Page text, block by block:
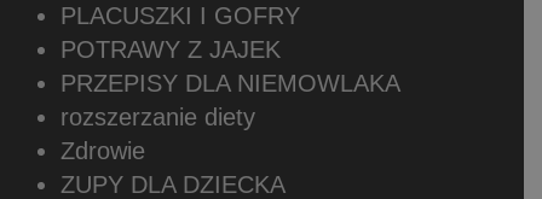
PLACUSZKI I GOFRY
POTRAWY Z JAJEK
PRZEPISY DLA NIEMOWLAKA
rozszerzanie diety
Zdrowie
ZUPY DLA DZIECKA